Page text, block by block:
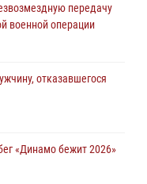
отмечает 37
пресекли
станции
по
передачу
военной операции
отказавшегося
«Динамо бежит 2026»